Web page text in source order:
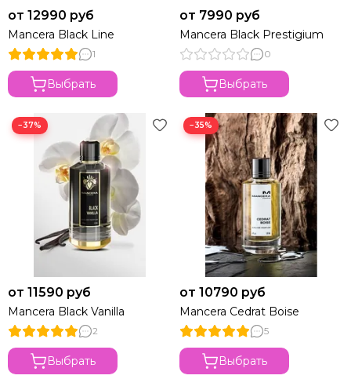
от 12990 руб
Mancera Black Line
1
Выбрать
от 7990 руб
Mancera Black Prestigium
0
Выбрать
−37%
от 11590 руб
Mancera Black Vanilla
2
Выбрать
−35%
от 10790 руб
Mancera Cedrat Boise
5
Выбрать